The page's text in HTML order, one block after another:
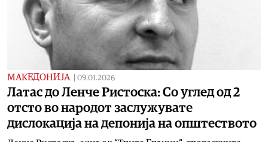
МАКЕДОНИЈА 09.01.2026
Латас до Ленче Ристоска: Со углед од 2
отсто во народот заслужувате
дислокација на депонија на општеството